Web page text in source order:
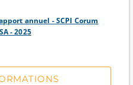
annuel - SCPI Corum
- 2025